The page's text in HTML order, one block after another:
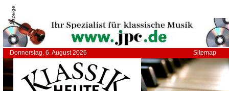
Anzeige
Donnerstag, 6. August 2026 Sitemap